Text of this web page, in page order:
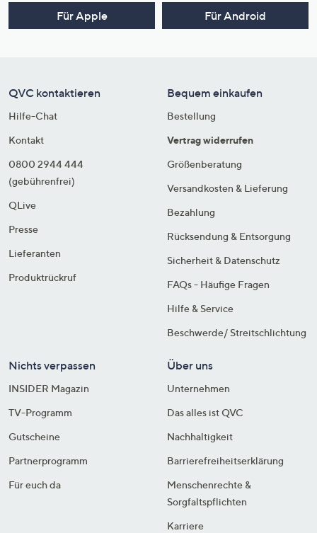
Für Apple Für Android
QVC kontaktieren
Hilfe-Chat
Kontakt
0800 2944 444
(gebührenfrei)
QLive
Presse
Lieferanten
Produktrückruf
Bequem einkaufen
Bestellung
Vertrag widerrufen
Größenberatung
Versandkosten & Lieferung
Bezahlung
Rücksendung & Entsorgung
Sicherheit & Datenschutz
FAQs - Häufige Fragen
Hilfe & Service
Beschwerde/ Streitschlichtung
Nichts verpassen
INSIDER Magazin
TV-Programm
Gutscheine
Partnerprogramm
Für euch da
Über uns
Unternehmen
Das alles ist QVC
Nachhaltigkeit
Barrierefreiheitserklärung
Menschenrechte &
Sorgfaltspflichten
Karriere